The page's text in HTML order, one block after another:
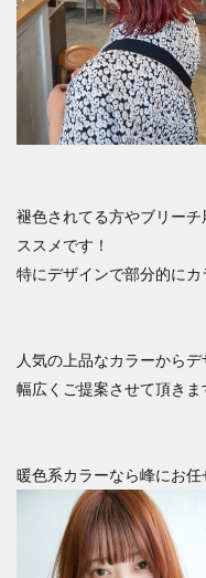
褪色されてる方やブリー
ススメです！
特にデザインで部分的に
人気の上品なカラーから
幅広くご提案させて頂きま
暖色系カラーなら峰にお任